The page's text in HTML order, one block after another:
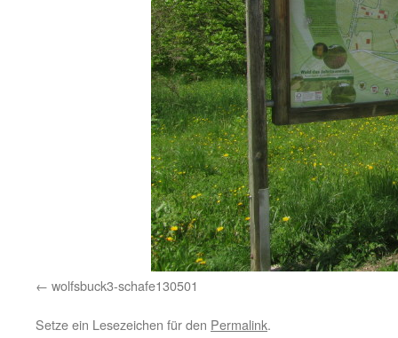
wolfsbuck3-schafe130501
Setze ein Lesezeichen für den Permalink.